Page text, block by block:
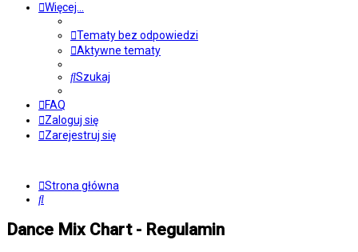
Więcej…
Tematy bez odpowiedzi
Aktywne tematy
Szukaj
FAQ
Zaloguj się
Zarejestruj się
Strona główna
Szukaj
Dance Mix Chart - Regulamin